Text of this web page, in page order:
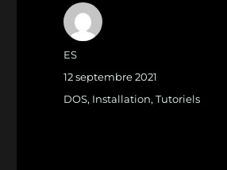
Auteur
ES
Publié
le
12 septembre 2021
Catégories
DOS, Installation,Tutoriels